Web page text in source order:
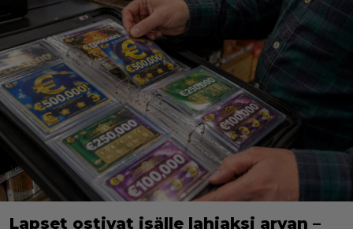
Lapset ostivat isälle lahjaksi arvan –